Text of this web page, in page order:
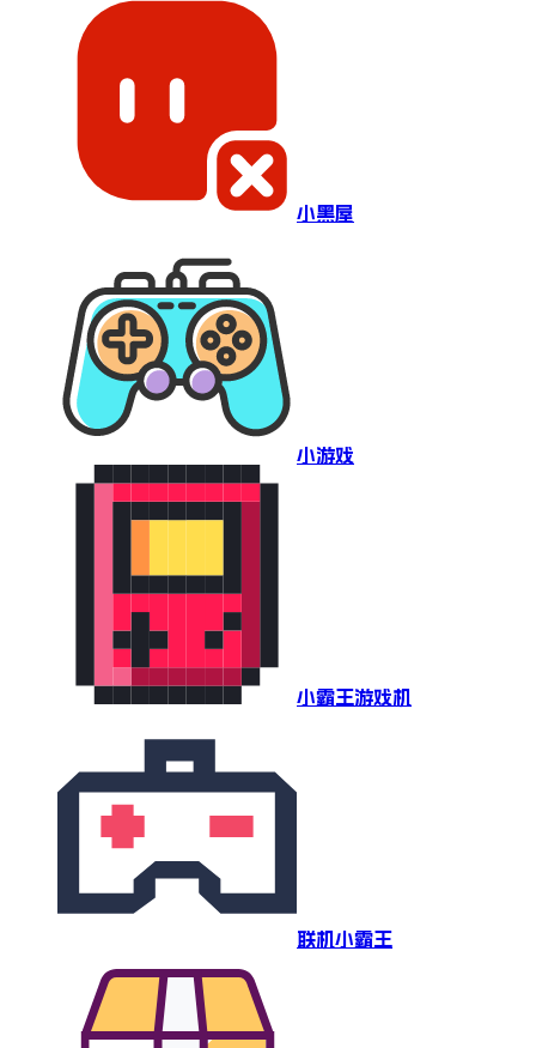
小黑屋
小游戏
小霸王游戏机
联机小霸王